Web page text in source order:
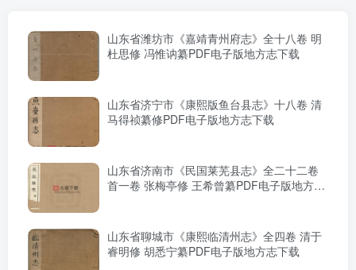
山东省潍坊市《嘉靖青州府志》全十八卷 明
杜思修 冯惟讷纂PDF电子版地方志下载
山东省济宁市《康熙版鱼台县志》十八卷 清
马得祯纂修PDF电子版地方志下载
山东省济南市《民国莱芜县志》全二十二卷
首一卷 张梅亭修 王希曾纂PDF电子版地方志
山东省聊城市《康熙临清州志》全四卷 清于
睿明修 胡悉宁纂PDF电子版地方志下载